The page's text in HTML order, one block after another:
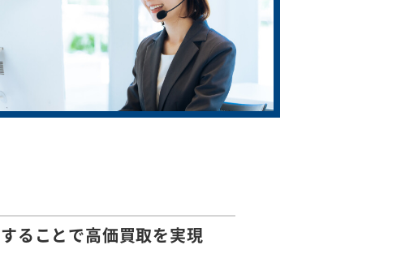
することで高価買取を実現